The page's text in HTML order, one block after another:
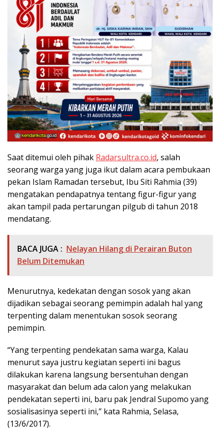
Saat ditemui oleh pihak Radarsultra.co.id, salah
seorang warga yang juga ikut dalam acara pembukaan
pekan Islam Ramadan tersebut, Ibu Siti Rahmia (39)
mengatakan pendapatnya tentang figur-figur yang
akan tampil pada pertarungan pilgub di tahun 2018
mendatang.
BACA JUGA : Nelayan Hilang di Perairan Buton
Belum Ditemukan
Menurutnya, kedekatan dengan sosok yang akan
dijadikan sebagai seorang pemimpin adalah hal yang
terpenting dalam menentukan sosok seorang
pemimpin.
“Yang terpenting pendekatan sama warga, Kalau
menurut saya justru kegiatan seperti ini bagus
dilakukan karena langsung bersentuhan dengan
masyarakat dan belum ada calon yang melakukan
pendekatan seperti ini, baru pak Jendral Supomo yang
sosialisasinya seperti ini,” kata Rahmia, Selasa,
(13/6/2017).